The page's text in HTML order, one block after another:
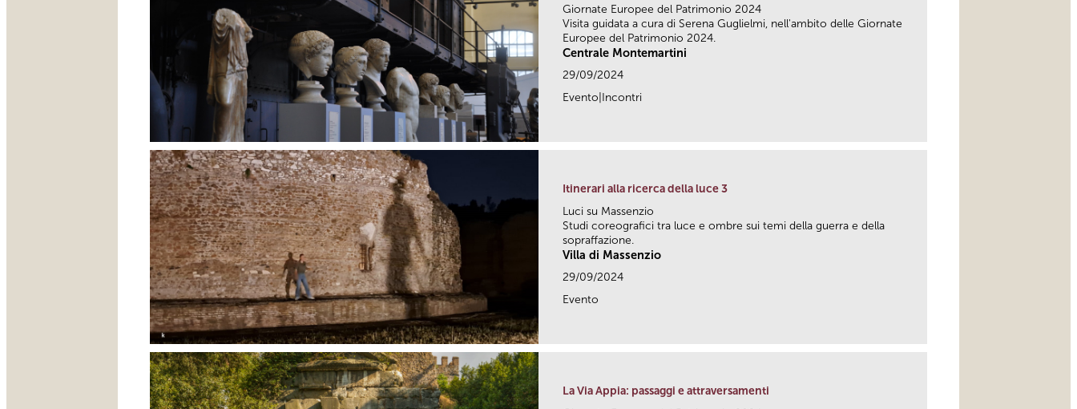
Giornate Europee del Patrimonio 2024
Visita guidata a cura di Serena Guglielmi, nell'ambito delle Giornate
Europee del Patrimonio 2024.
Centrale Montemartini
29/09/2024
Evento|Incontri
Itinerari alla ricerca della luce 3
Luci su Massenzio
Studi coreografici tra luce e ombre sui temi della guerra e della
sopraffazione.
Villa di Massenzio
29/09/2024
Evento
La Via Appia: passaggi e attraversamenti